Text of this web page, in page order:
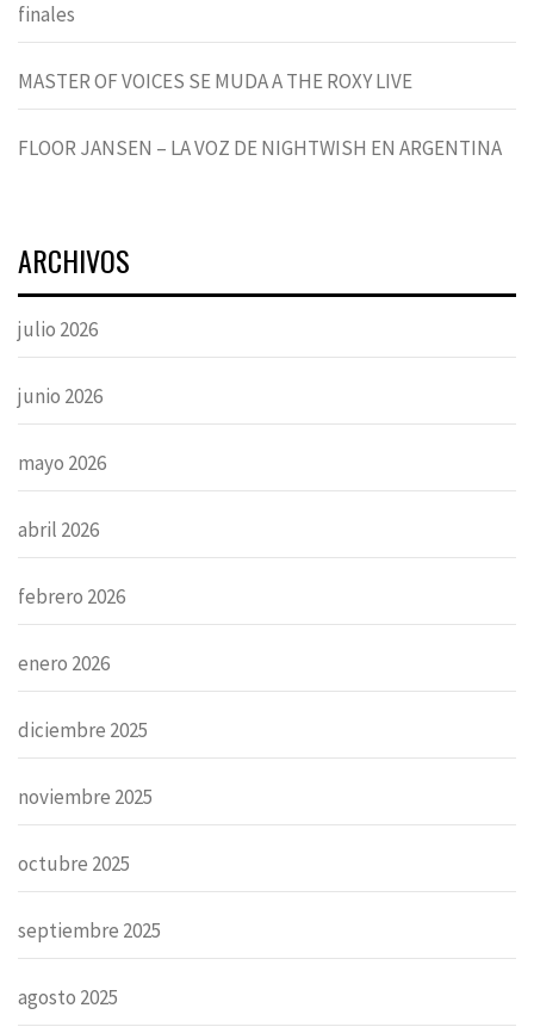
finales
MASTER OF VOICES SE MUDA A THE ROXY LIVE
FLOOR JANSEN – LA VOZ DE NIGHTWISH EN ARGENTINA
ARCHIVOS
julio 2026
junio 2026
mayo 2026
abril 2026
febrero 2026
enero 2026
diciembre 2025
noviembre 2025
octubre 2025
septiembre 2025
agosto 2025